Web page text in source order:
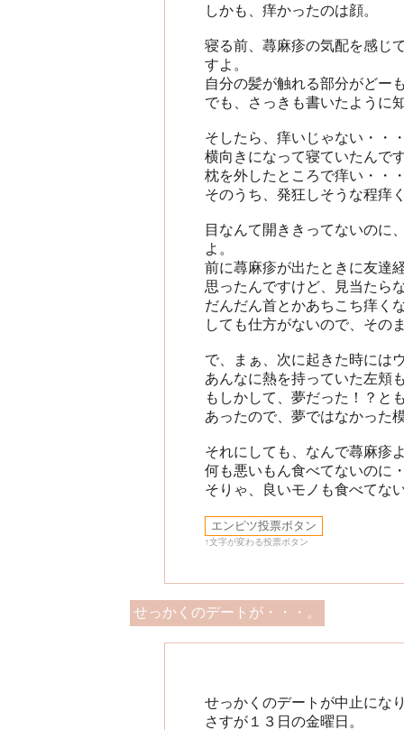
しかも、痒かったのは顔。
寝る前、蕁麻疹の気配を感じ
すよ。
自分の髪が触れる部分がどー
でも、さっきも書いたように
そしたら、痒いじゃない・・
横向きになって寝ていたんで
枕を外したところで痒い・・
そのうち、発狂しそうな程痒
目なんて開ききってないのに
よ。
前に蕁麻疹が出たときに友達
思ったんですけど、見当たら
だんだん首とかあちこち痒く
しても仕方がないので、その
で、まぁ、次に起きた時には
あんなに熱を持っていた左頬
もしかして、夢だった！？と
あったので、夢ではなかった
それにしても、なんで蕁麻疹
何も悪いもん食べてないのに
そりゃ、良いモノも食べてな
↑文字が変わる投票ボタン
せっかくのデートが・・・。
せっかくのデートが中止にな
さすが１３日の金曜日。